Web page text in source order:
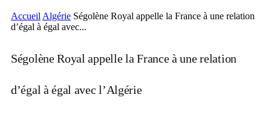
Accueil Algérie Ségolène Royal appelle la France à une relation
d’égal à égal avec...
Ségolène Royal appelle la France à une relation
d’égal à égal avec l’Algérie